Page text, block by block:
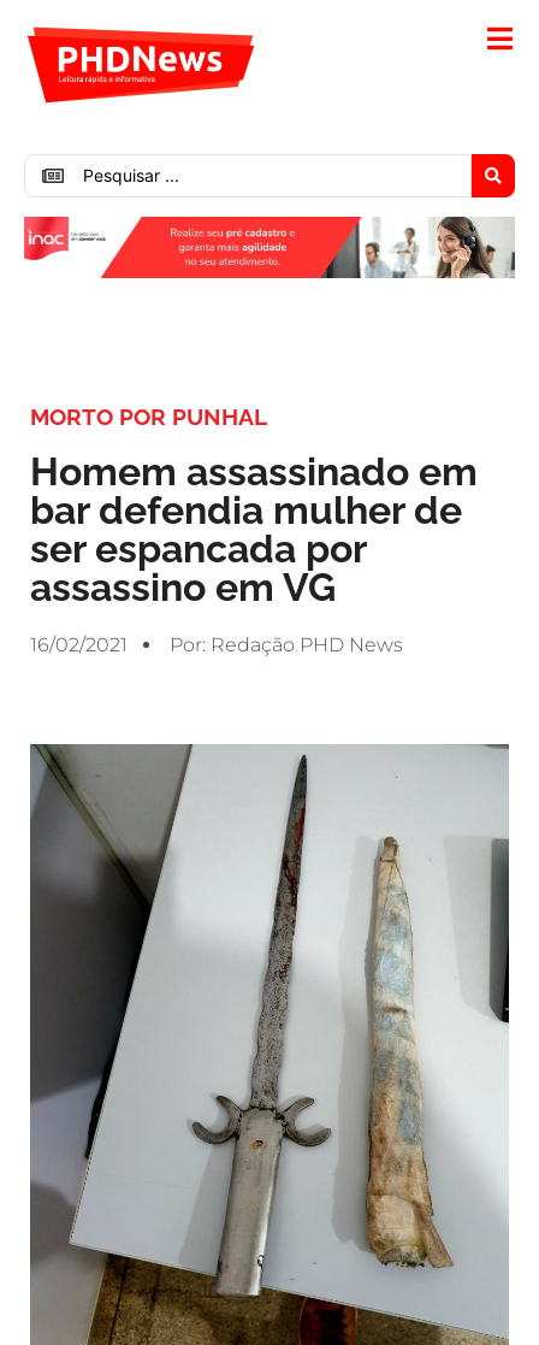
MORTO POR PUNHAL
Homem assassinado em
bar defendia mulher de
ser espancada por
assassino em VG
16/02/2021 Por: Redação PHD News